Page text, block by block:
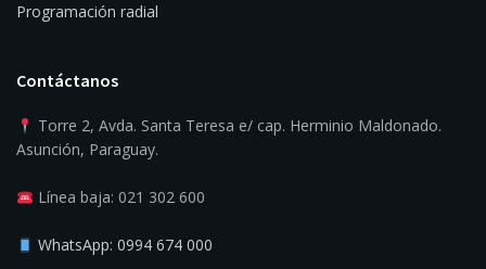
Programación radial
Contáctanos
Torre 2, Avda. Santa Teresa e/ cap. Herminio Maldonado.
Asunción, Paraguay.
Línea baja: 021 302 600
WhatsApp: 0994 674 000